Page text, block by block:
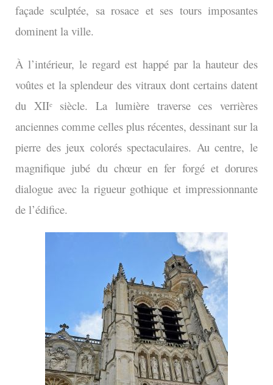
façade sculptée, sa rosace et ses tours imposantes
dominent la ville.
À l’intérieur, le regard est happé par la hauteur des
voûtes et la splendeur des vitraux dont certains datent
du XIIᵉ siècle. La lumière traverse ces verrières
anciennes comme celles plus récentes, dessinant sur la
pierre des jeux colorés spectaculaires. Au centre, le
magnifique jubé du chœur en fer forgé et dorures
dialogue avec la rigueur gothique et impressionnante
de l’édifice.